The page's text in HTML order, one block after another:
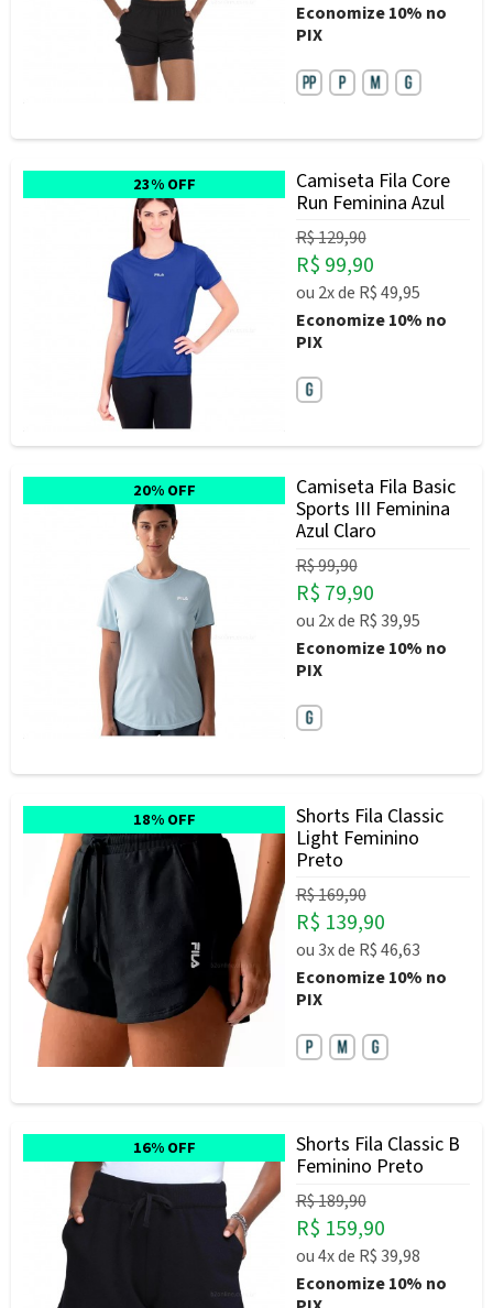
Economize10% no
PIX
23% OFF
Camiseta Fila Core
Run Feminina Azul
R$ 129,90
R$ 99,90
ou 2xde R$ 49,95
Economize10% no
PIX
20% OFF
Camiseta Fila Basic
Sports III Feminina
Azul Claro
R$ 99,90
R$ 79,90
ou 2xde R$ 39,95
Economize10% no
PIX
18% OFF
Shorts Fila Classic
Light Feminino
Preto
R$ 169,90
R$ 139,90
ou3xde R$ 46,63
Economize10% no
PIX
16% OFF
Shorts Fila Classic B
Feminino Preto
R$ 189,90
R$ 159,90
ou4xde R$ 39,98
Economize10% no